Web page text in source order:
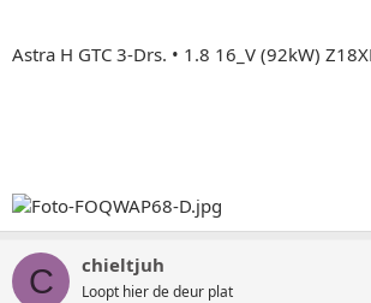
Astra H GTC 3-Drs. • 1.8 16_V (92kW)
C chieltjuh
Loopt hier de deur plat